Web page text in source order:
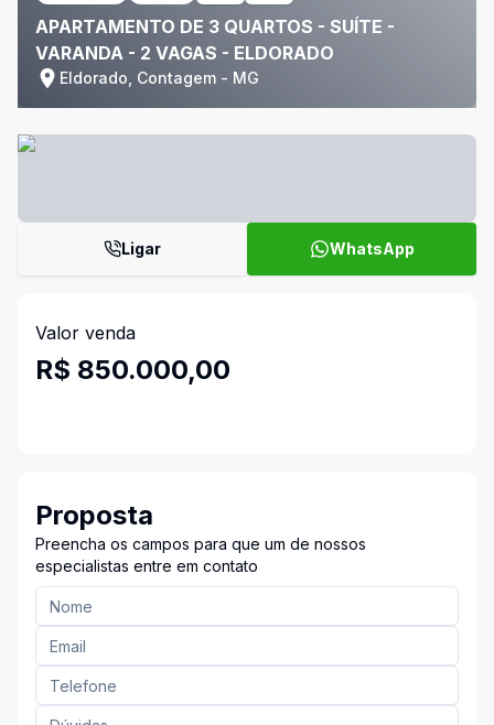
APARTAMENTO DE 3 QUARTOS - SUÍTE -
VARANDA - 2 VAGAS - ELDORADO
Eldorado, Contagem - MG
Ligar WhatsApp
Valor venda
R$ 850.000,00
Proposta
Preencha os campos para que um de nossos
especialistas entre em contato